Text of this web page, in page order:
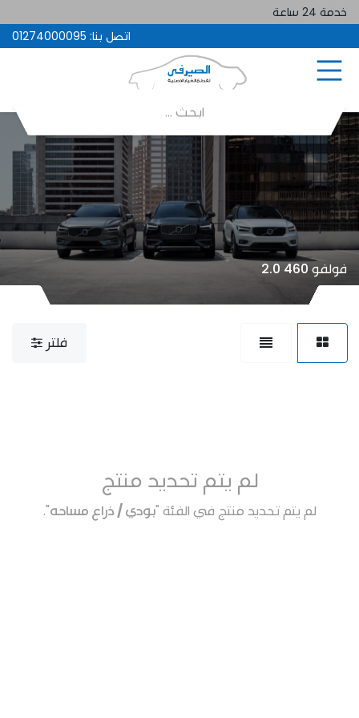
خدمة 24 ساعة
اتصل بنا: 01274000095
فولفو 460 2.0
فلتر
لم يتم تحديد منتج
لم يتم تحديد منتج في الفئة "بودي / ذراع مساحه".